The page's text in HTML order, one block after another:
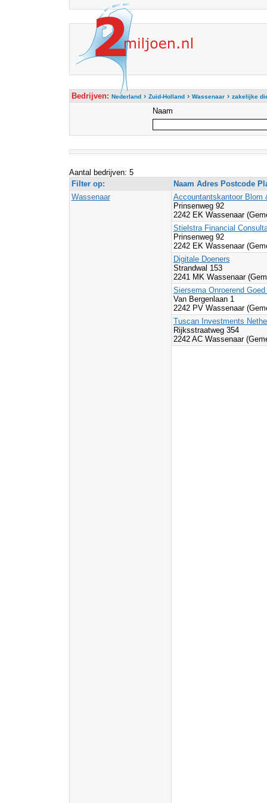
Bedrijven: Nederland› Zuid-Holland› Wassenaar› zakelijke
Naam
Aantal bedrijven: 5
Filter op:
Naam Adres Postcode
Wassenaar
Accountantskantoor Blom
Prinsenweg 92
2242 EK Wassenaar
Stielstra Financial
Prinsenweg 92
2242 EK Wassenaar
Digitale Doeners
Strandwal 153
2241 MK Wassenaar
Siersema Onroerend
Van Bergenlaan 1
2242 PV Wassenaar
Tuscan Investments
Rijksstraatweg 354
2242 AC Wassenaar